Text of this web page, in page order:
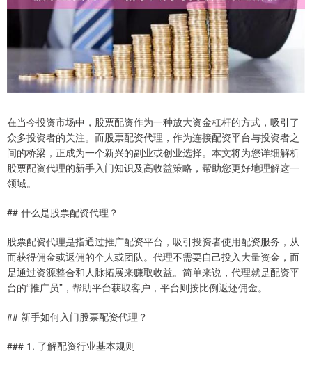
在当今投资市场中，股票配资作为一种放大资金杠杆的方式，吸引了
众多投资者的关注。而股票配资代理，作为连接配资平台与投资者之
间的桥梁，正成为一个新兴的副业或创业选择。本文将为您详细解析
股票配资代理的新手入门知识及高收益策略，帮助您更好地理解这一
领域。
## 什么是股票配资代理？
股票配资代理是指通过推广配资平台，吸引投资者使用配资服务，从
而获得佣金或返佣的个人或团队。代理不需要自己投入大量资金，而
是通过资源整合和人脉拓展来赚取收益。简单来说，代理就是配资平
台的“推广员”，帮助平台获取客户，平台则按比例返还佣金。
## 新手如何入门股票配资代理？
### 1. 了解配资行业基本规则